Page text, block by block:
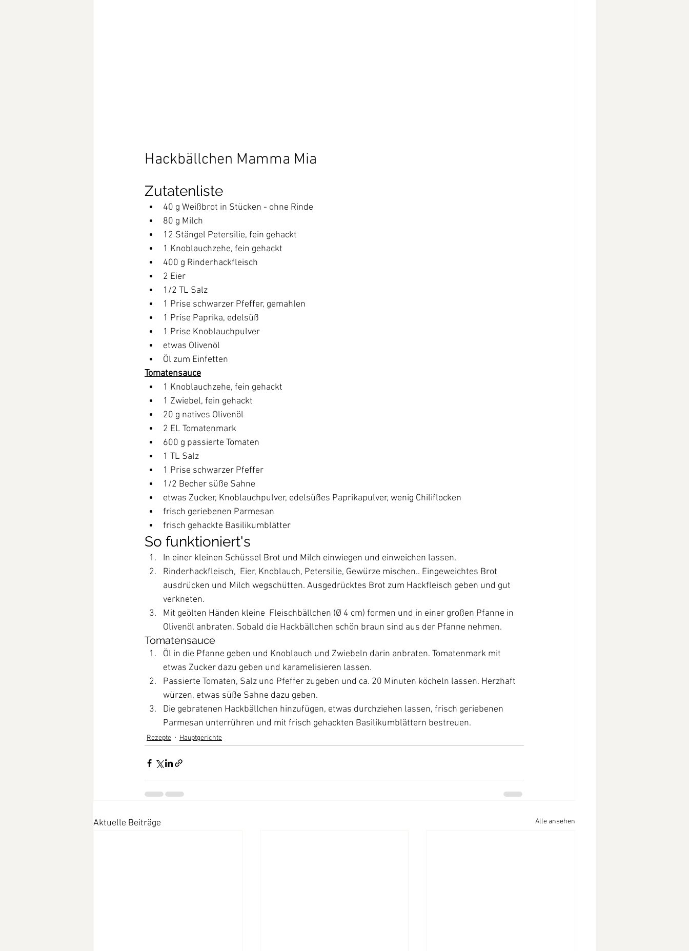
Hackbällchen Mamma Mia
Zutatenliste
40 g Weißbrot in Stücken - ohne Rinde
80 g Milch
12 Stängel Petersilie, fein gehackt
1 Knoblauchzehe, fein gehackt
400 g Rinderhackfleisch
2 Eier
1/2 TL Salz
1 Prise schwarzer Pfeffer, gemahlen
1 Prise Paprika, edelsüß
1 Prise Knoblauchpulver
etwas Olivenöl
Öl zum Einfetten
Tomatensauce
1 Knoblauchzehe, fein gehackt
1 Zwiebel, fein gehackt
20 g natives Olivenöl
2 EL Tomatenmark
600 g passierte Tomaten
1 TL Salz
1 Prise schwarzer Pfeffer
1/2 Becher süße Sahne
etwas Zucker, Knoblauchpulver, edelsüßes Paprikapulver, wenig Chiliflocken
frisch geriebenen Parmesan
frisch gehackte Basilikumblätter
So funktioniert's
In einer kleinen Schüssel Brot und Milch einwiegen und einweichen lassen.
Rinderhackfleisch,  Eier, Knoblauch, Petersilie, Gewürze mischen.. Eingeweichtes Brot
ausdrücken und Milch wegschütten. Ausgedrücktes Brot zum Hackfleisch geben und gut
verkneten.
Mit geölten Händen kleine  Fleischbällchen (Ø 4 cm) formen und in einer großen Pfanne in
Olivenöl anbraten. Sobald die Hackbällchen schön braun sind aus der Pfanne nehmen.
Tomatensauce
Öl in die Pfanne geben und Knoblauch und Zwiebeln darin anbraten. Tomatenmark mit
etwas Zucker dazu geben und karamelisieren lassen.
Passierte Tomaten, Salz und Pfeffer zugeben und ca. 20 Minuten köcheln lassen. Herzhaft
würzen, etwas süße Sahne dazu geben.
Die gebratenen Hackbällchen hinzufügen, etwas durchziehen lassen, frisch geriebenen
Parmesan unterrühren und mit frisch gehackten Basilikumblättern bestreuen.
Rezepte Hauptgerichte
Aktuelle Beiträge Alle ansehen